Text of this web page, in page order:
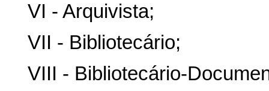
VI - Arquivista;
VII - Bibliotecário;
VIII - Bibliotecário-